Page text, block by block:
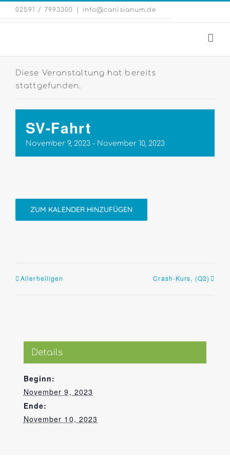
Zum
Inhalt
02591 / 7993300 info@canisianum.de
Diese Veranstaltung hat bereits
stattgefunden.
SV-Fahrt
November 9, 2023 - November 10, 2023
ZUM KALENDER HINZUFÜGEN
Allerheiligen Crash-Kurs, (Q2)
Details
Beginn:
November 9, 2023
Ende:
November 10, 2023